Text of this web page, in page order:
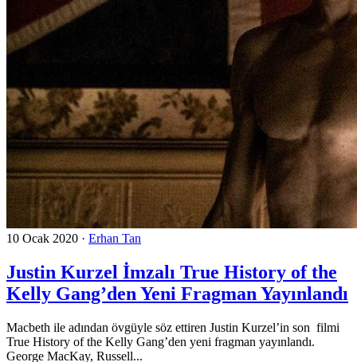
10 Ocak 2020 · Erhan Tan
Justin Kurzel İmzalı True History of the
Kelly Gang’den Yeni Fragman Yayınlandı
Macbeth ile adından övgüyle söz ettiren Justin Kurzel’in son filmi
True History of the Kelly Gang’den yeni fragman yayınlandı.
George MacKay, Russell...